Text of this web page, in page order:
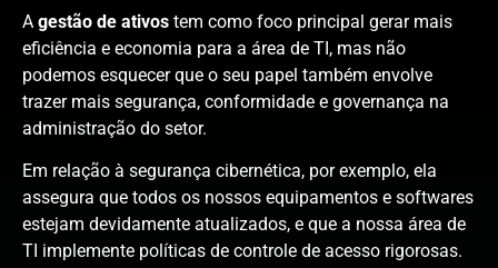
A gestão de ativos tem como foco principal gerar mais
eficiência e economia para a área de TI, mas não
podemos esquecer que o seu papel também envolve
trazer mais segurança, conformidade e governança na
administração do setor.
Em relação à segurança cibernética, por exemplo, ela
assegura que todos os nossos equipamentos e softwares
estejam devidamente atualizados, e que a nossa área de
TI implemente políticas de controle de acesso rigorosas.